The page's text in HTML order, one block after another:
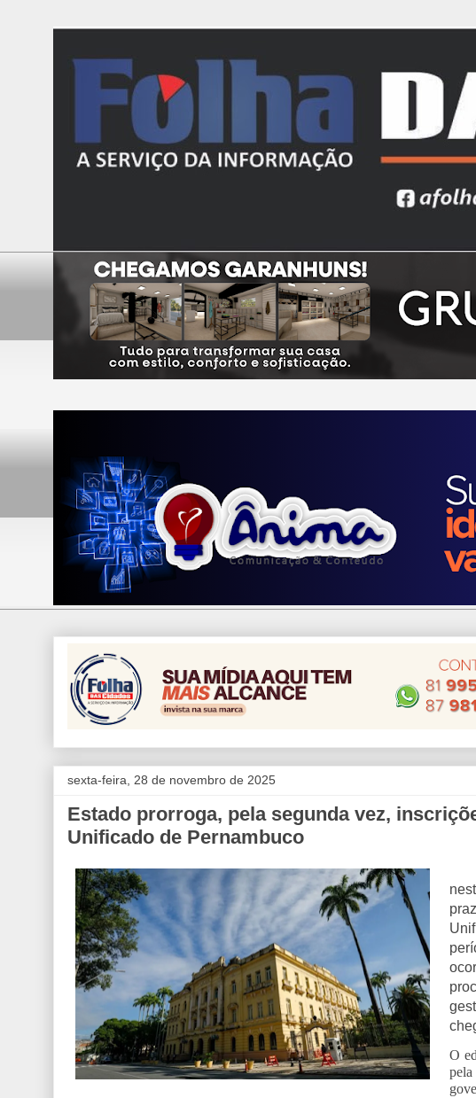
sexta-feira, 28 de novembro de 2025
Estado prorroga, pela segunda vez,
Unificado de Pernambuco
O